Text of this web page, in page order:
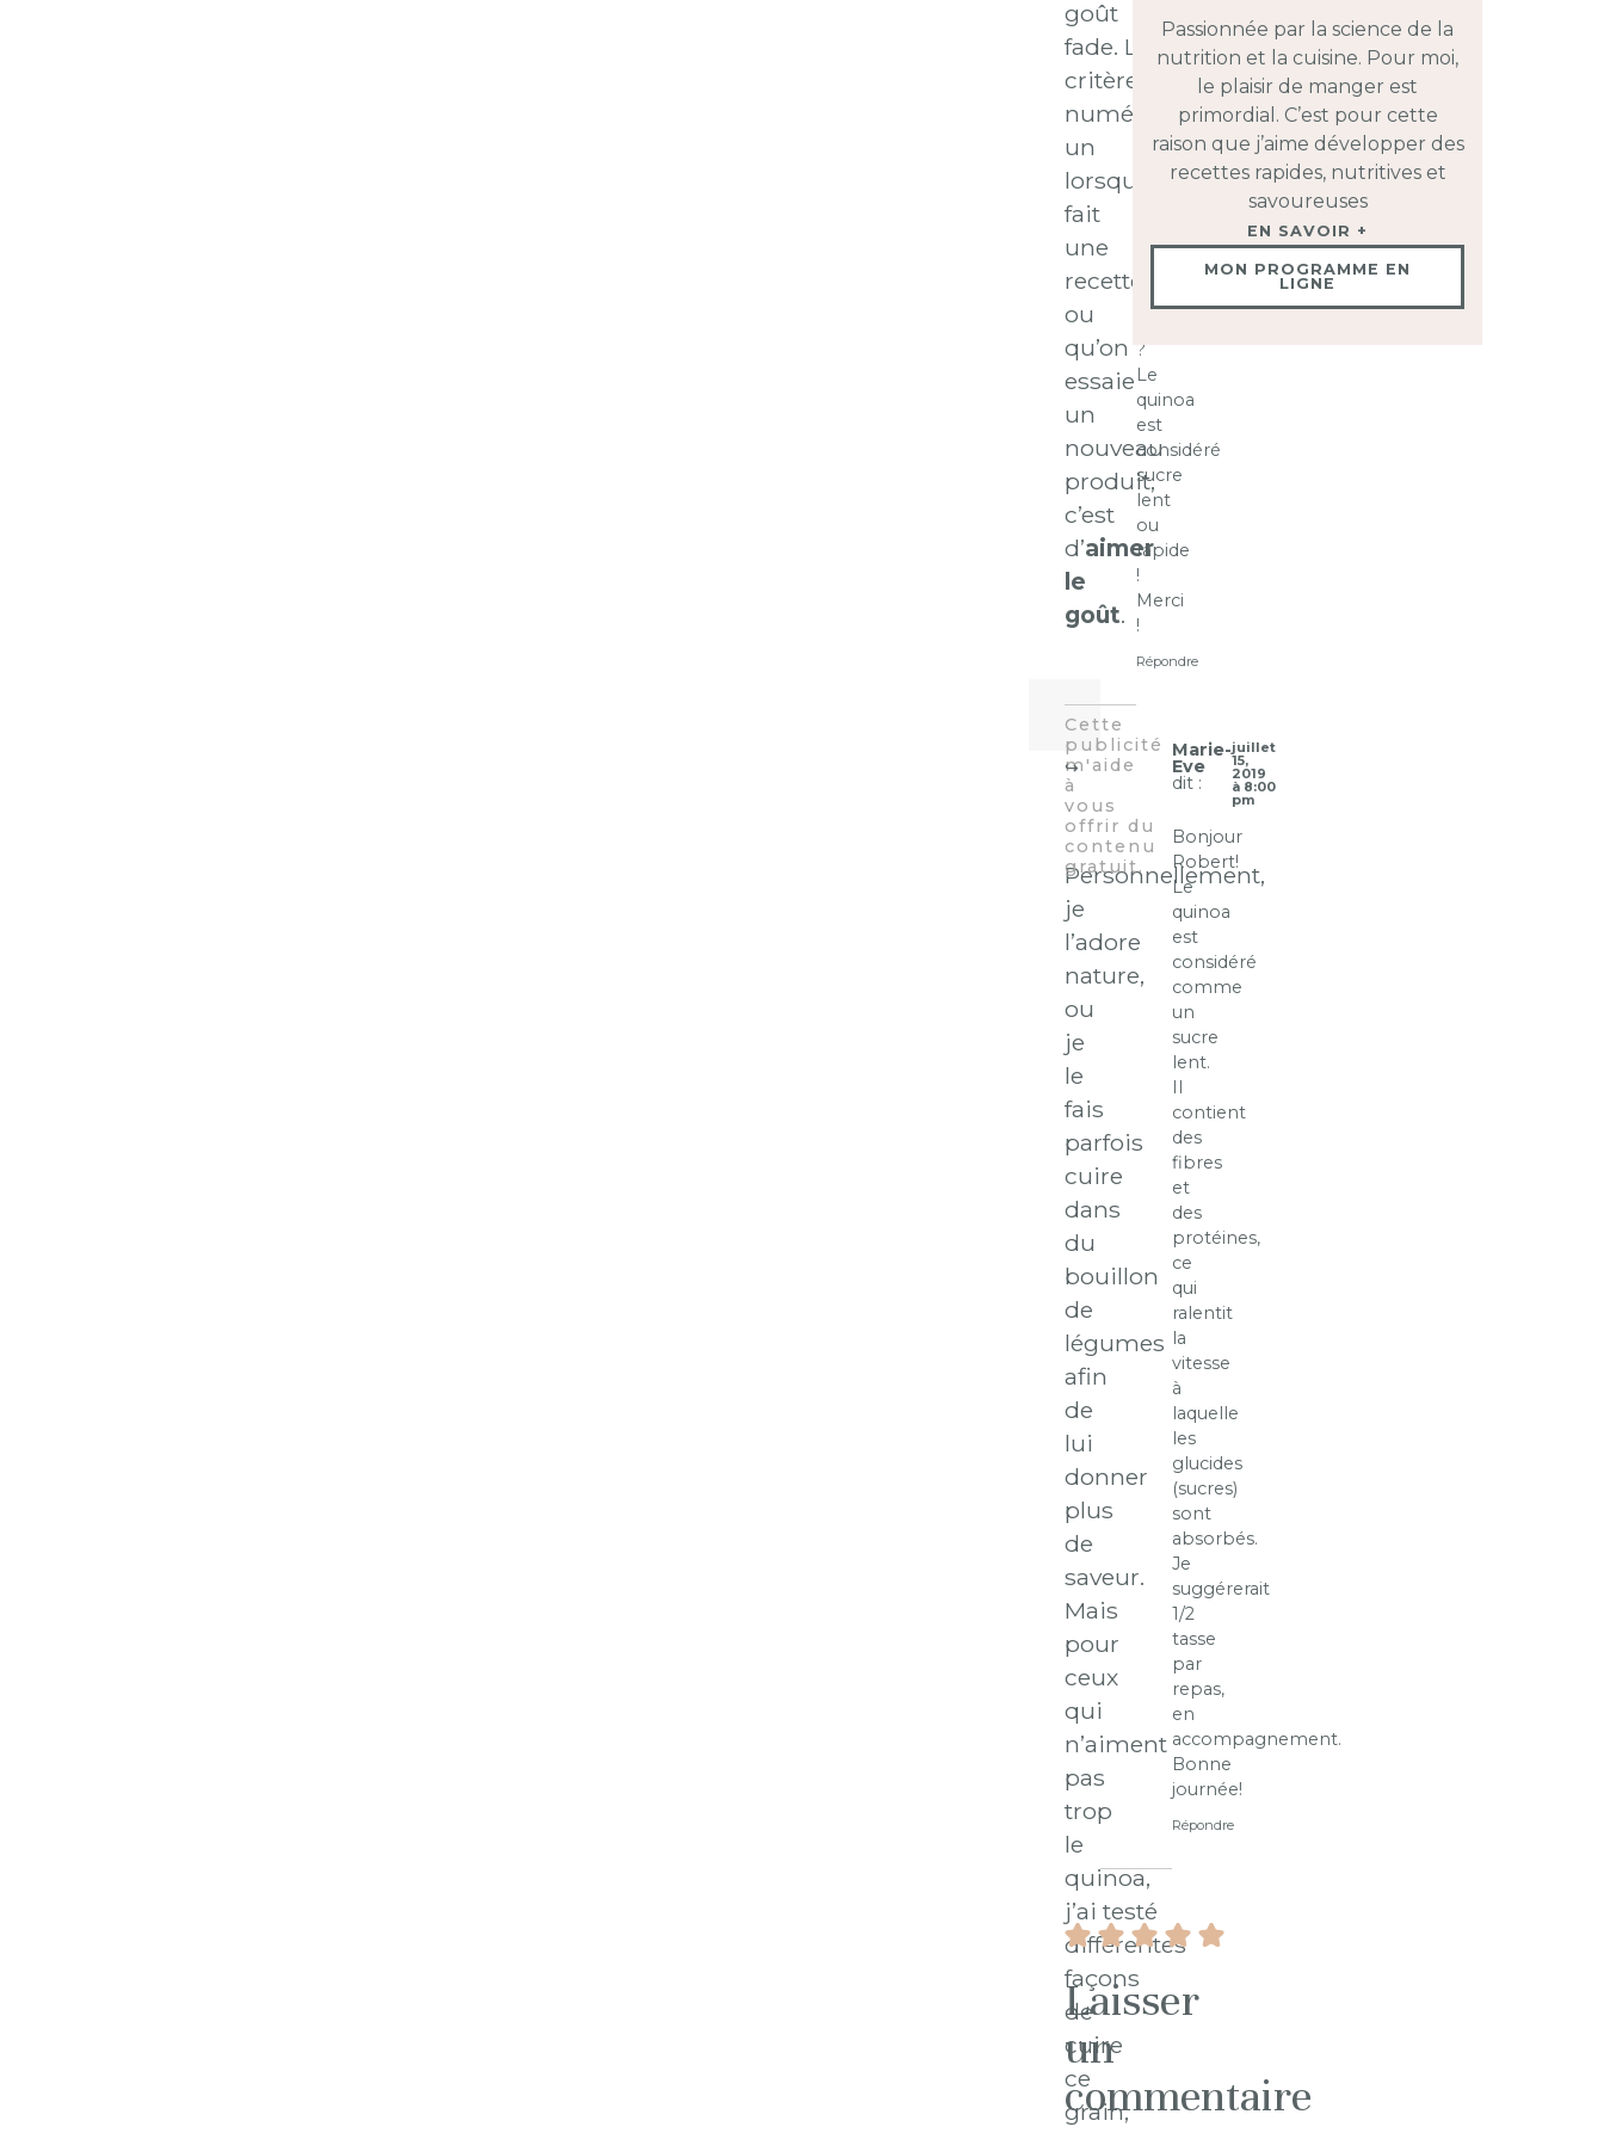
goût
fade. Le
critère
numéro
un
lorsqu’on
fait
une
recette
ou
qu’on
essaie
un
nouveau
produit,
c’est
d’aimer
le
goût.
Personnellement,
je
l’adore
nature,
ou
je
le
fais
parfois
cuire
dans
du
bouillon
de
légumes
afin
de
lui
donner
plus
de
saveur.
Mais
pour
ceux
qui
n’aiment
pas
trop
le
quinoa,
j’ai testé
différentes
façons
de
cuire
ce
grain,
Pour
un
diabète
controlé
quantité
pour
serait
?
Le
quinoa
est
considéré
sucre
lent
ou
rapide
!
Merci
!
Répondre
Marie-
Eve
dit :
juillet
15,
2019
à 8:00
pm
Bonjour
Robert!
Le
quinoa
est
considéré
comme
un
sucre
lent.
Il
contient
des
fibres
et
des
protéines,
ce
qui
ralentit
la
vitesse
à
laquelle
les
glucides
(sucres)
sont
absorbés.
Je
suggérerait
1/2
tasse
par
repas,
en
accompagnement.
Bonne
journée!
Répondre
Laisser
un
commentaire
Passionnée par la science de la
nutrition et la cuisine. Pour moi,
le plaisir de manger est
primordial. C’est pour cette
raison que j’aime développer des
recettes rapides, nutritives et
savoureuses
EN SAVOIR +
MON PROGRAMME EN
LIGNE